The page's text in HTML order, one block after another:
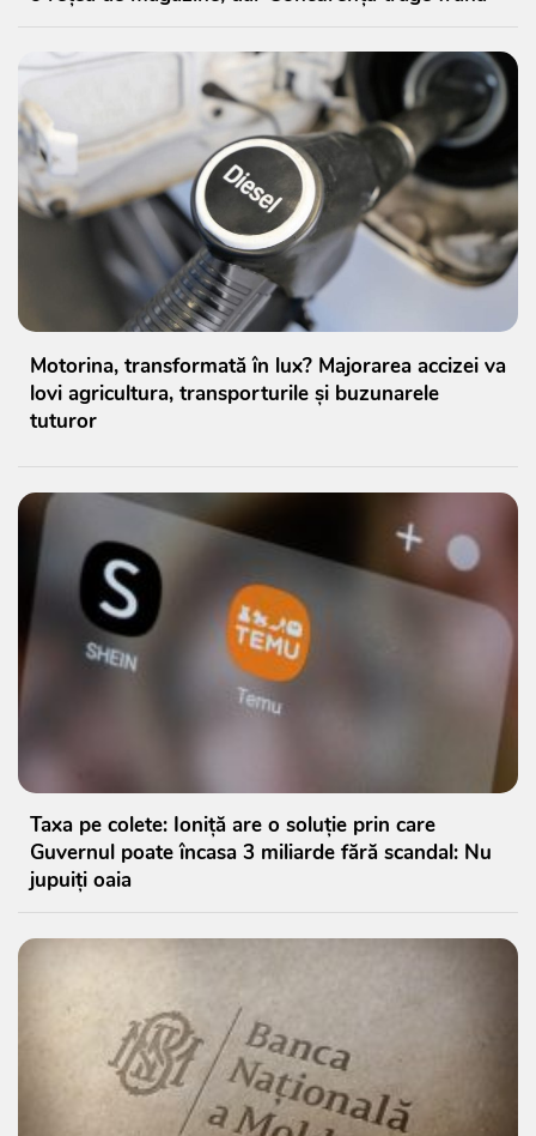
Motorina, transformată în lux? Majorarea accizei va
lovi agricultura, transporturile și buzunarele
tuturor
Taxa pe colete: Ioniță are o soluție prin care
Guvernul poate încasa 3 miliarde fără scandal: Nu
jupuiți oaia